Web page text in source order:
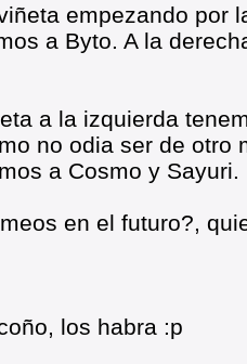
empezando por
a Byto. A la
a la izquierda
no odia ser de otro
a Cosmo y Sayuri.
en el futuro?,
los habra :p